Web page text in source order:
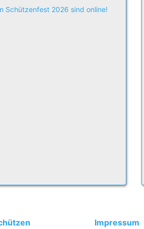
Schützenfest 2026 sind online!
Impressum